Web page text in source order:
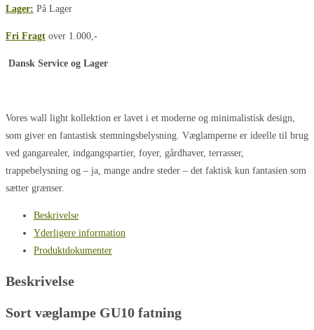
IP44
GU10
antal
Lager: På Lager
Fri Fragt over 1.000,-
Dansk Service og Lager
Vores wall light kollektion er lavet i et moderne og minimalistisk design,
som giver en fantastisk stemningsbelysning. Væglamperne er ideelle til brug
ved gangarealer, indgangspartier, foyer, gårdhaver, terrasser,
trappebelysning og – ja, mange andre steder – det faktisk kun fantasien som
sætter grænser.
Beskrivelse
Yderligere information
Produktdokumenter
Beskrivelse
Sort væglampe GU10 fatning